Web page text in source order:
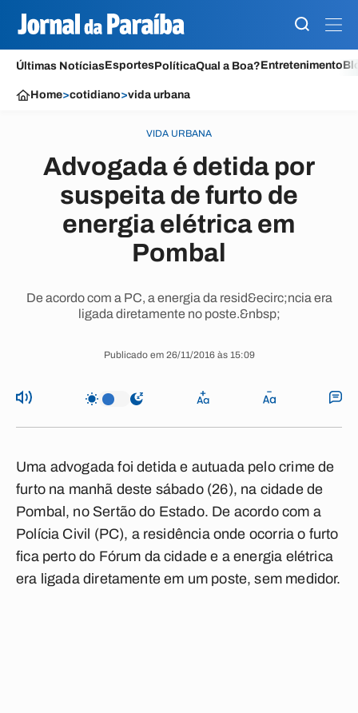
Últimas NotíciasEsportesPolíticaQual a Boa?Entretenimento
Home>cotidiano>vida urbana
VIDA URBANA
Advogada é detida por
suspeita de furto de
energia elétrica em
Pombal
De acordo com a PC, a energia da resid&ecirc;ncia era
ligada diretamente no poste.&nbsp;
Publicado em 26/11/2016 às 15:09
Uma advogada foi detida e autuada pelo crime de
furto na manhã deste sábado (26), na cidade de
Pombal, no Sertão do Estado. De acordo com a
Polícia Civil (PC), a residência onde ocorria o furto
fica perto do Fórum da cidade e a energia elétrica
era ligada diretamente em um poste, sem medidor.